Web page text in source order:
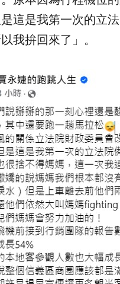
這是我第一次的立
我拚回來了」。